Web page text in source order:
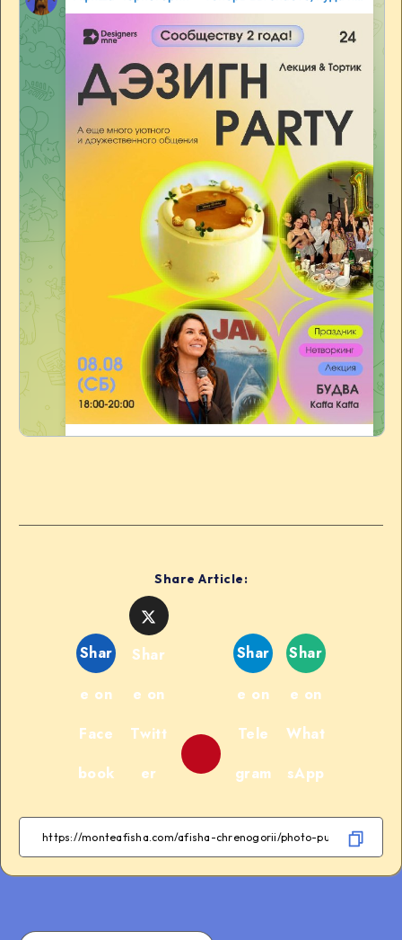
Share Article:
Shar
e on
Face
book
Shar
e on
Twitt
er
Shar
e on
Tele
gram
Shar
e on
What
sApp